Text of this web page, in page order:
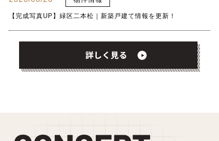
【完成写真UP】緑区二本松｜新築戸建て情報を更新！